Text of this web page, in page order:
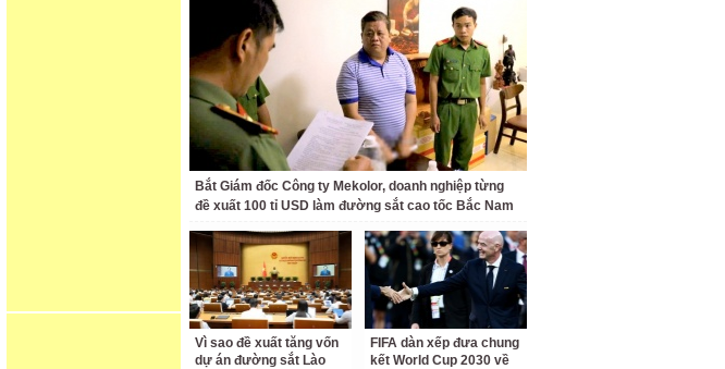
Bắt Giám đốc Công ty Mekolor, doanh nghiệp từng
đề xuất 100 tỉ USD làm đường sắt cao tốc Bắc Nam
Vì sao đề xuất tăng vốn
dự án đường sắt Lào
FIFA dàn xếp đưa chung
kết World Cup 2030 về